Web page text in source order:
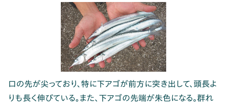
口の先が尖っており、特に下アゴが前方に突き出して、頭長よ
りも長く伸びている。また、下アゴの先端が朱色になる。群れ